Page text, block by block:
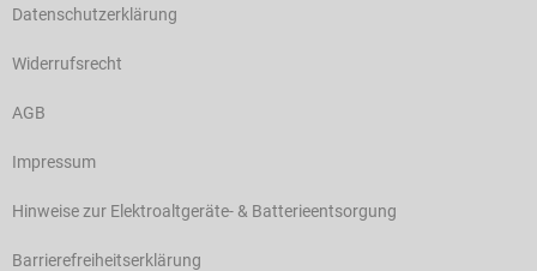
Datenschutzerklärung
Widerrufsrecht
AGB
Impressum
Hinweise zur Elektroaltgeräte- & Batterieentsorgung
Barrierefreiheitserklärung